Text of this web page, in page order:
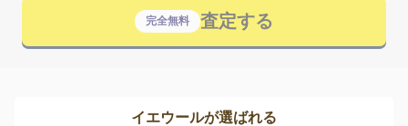
完全無料 査定する
イエウールが選ばれる